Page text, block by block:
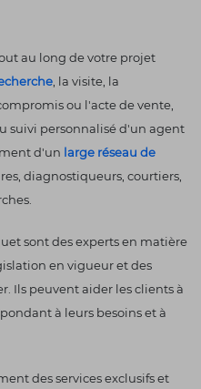
au long de votre projet
, la visite, la
compromis ou l'acte de vente,
suivi personnalisé d'un agent
d'un large réseau de
diagnostiqueurs, courtiers,
sont des experts en matière
en vigueur et des
Ils peuvent aider les clients à
à leurs besoins et à
des services exclusifs et